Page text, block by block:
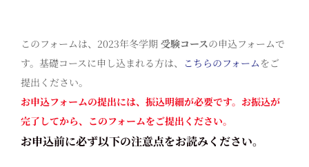
このフォームは、2023年冬学期 受験コースの申込フォームで
す。基礎コースに申し込まれる方は、
こちらのフォーム をご
提出ください。
お申込フォームの提出には、振込明細が必要です。お振込が
完了してから、このフォームをご提出ください。
お申込前に必ず以下の注意点をお読みください。